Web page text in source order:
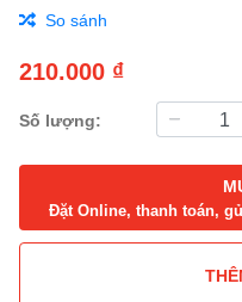
So sánh
210.000 ₫
Số lượng:
Đặt Online, thanh toán,